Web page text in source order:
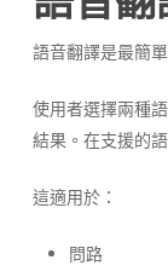
語音翻譯是最簡
使用者選擇兩種
結果。在支援的
這適用於：
問路